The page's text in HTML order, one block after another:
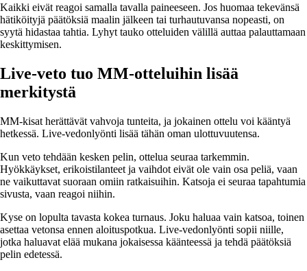
Kaikki eivät reagoi samalla tavalla paineeseen. Jos huomaa tekevänsä
hätiköityjä päätöksiä maalin jälkeen tai turhautuvansa nopeasti, on
syytä hidastaa tahtia. Lyhyt tauko otteluiden välillä auttaa palauttamaan
keskittymisen.
Live-veto tuo MM-otteluihin lisää
merkitystä
MM-kisat herättävät vahvoja tunteita, ja jokainen ottelu voi kääntyä
hetkessä. Live-vedonlyönti lisää tähän oman ulottuvuutensa.
Kun veto tehdään kesken pelin, ottelua seuraa tarkemmin.
Hyökkäykset, erikoistilanteet ja vaihdot eivät ole vain osa peliä, vaan
ne vaikuttavat suoraan omiin ratkaisuihin. Katsoja ei seuraa tapahtumia
sivusta, vaan reagoi niihin.
Kyse on lopulta tavasta kokea turnaus. Joku haluaa vain katsoa, toinen
asettaa vetonsa ennen aloituspotkua. Live-vedonlyönti sopii niille,
jotka haluavat elää mukana jokaisessa käänteessä ja tehdä päätöksiä
pelin edetessä.